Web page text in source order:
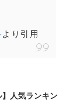
より引用